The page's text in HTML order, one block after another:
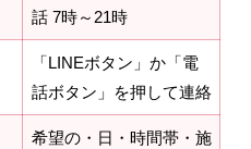
話 7時～21時
「LINEボタン」か「電
話ボタン」を押して連絡
希望の・日・時間帯・施